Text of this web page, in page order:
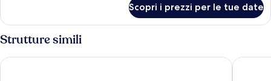
Apartment
Scopri i prezzi per le tue date
Strutture simili
Biz Apartment Hammarby Sjostad Hotel